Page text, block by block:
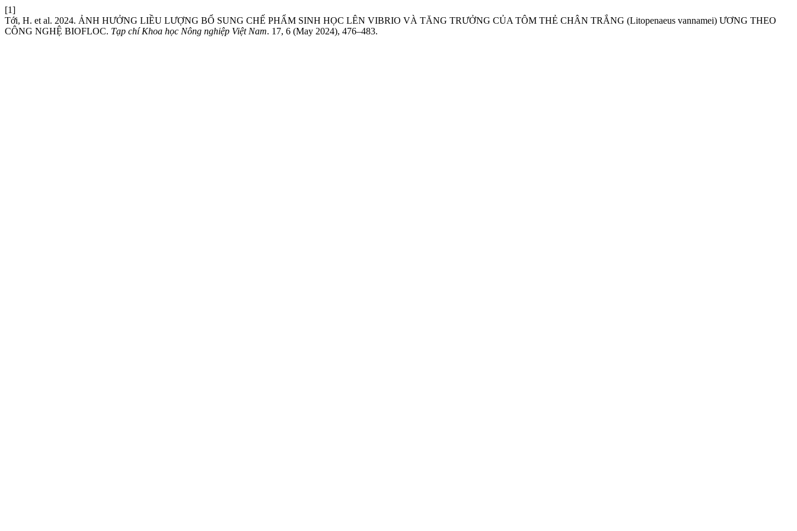
[1]
Tới, H. et al. 2024. ẢNH HƯỞNG LIỀU LƯỢNG BỔ SUNG CHẾ PHẨM SINH HỌC LÊN VIBRIO VÀ TĂNG TRƯỞNG CỦA TÔM THẺ CHÂN TRẮNG (Litopenaeus vannamei) ƯƠNG THEO
CÔNG NGHỆ BIOFLOC. Tạp chí Khoa học Nông nghiệp Việt Nam. 17, 6 (May 2024), 476–483.